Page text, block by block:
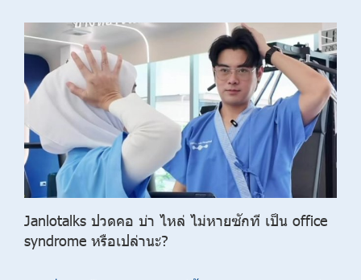
Janlotalks ปวดคอ บ่า ไหล่ ไม่หายซักที เป็น office
syndrome หรือเปล่านะ?